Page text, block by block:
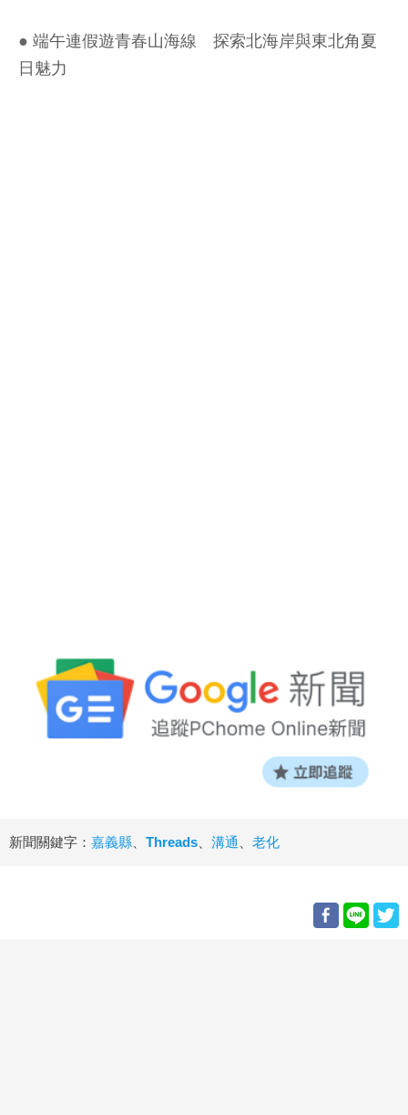
● 端午連假遊青春山海線 探索北海岸與東北角夏
日魅力
新聞關鍵字： 嘉義縣 Threads 溝通 老化